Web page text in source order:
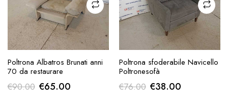
RICHIESTA
Poltrona Albatros Brunati anni
70 da restaurare
€90.00 Il
€65.00Il
RICHIESTA
Poltrona sfoderabile Navicello
Poltronesofà
€76.00 Il
€38.00Il